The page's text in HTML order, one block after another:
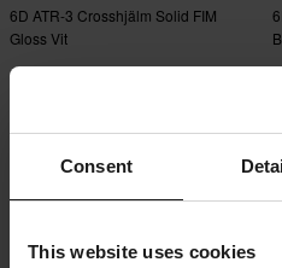
Consent
This website uses cookies
6D ATR-3 Crosshjälm Solid FIM
Gloss Vit